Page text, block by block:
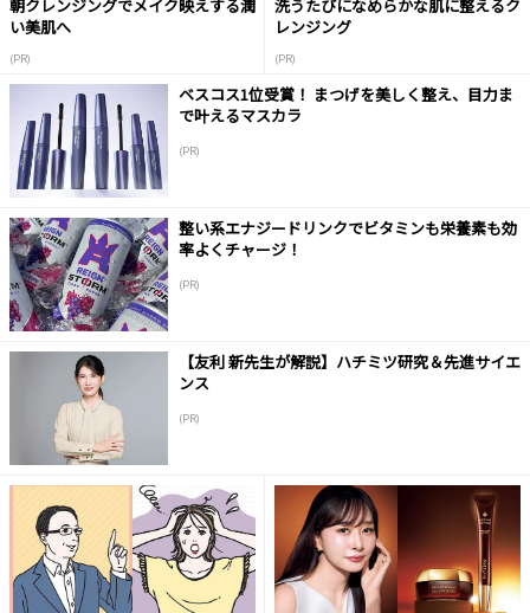
朝クレンジングでメイク映えする潤
い美肌へ
(PR)
洗うたびになめらかな肌に整えるク
レンジング
(PR)
ベスコス1位受賞！ まつげを美しく整え、目力ま
で叶えるマスカラ
(PR)
整い系エナジードリンクでビタミンも栄養素も効
率よくチャージ！
(PR)
【友利 新先生が解説】ハチミツ研究＆先進サイエ
ンス
(PR)